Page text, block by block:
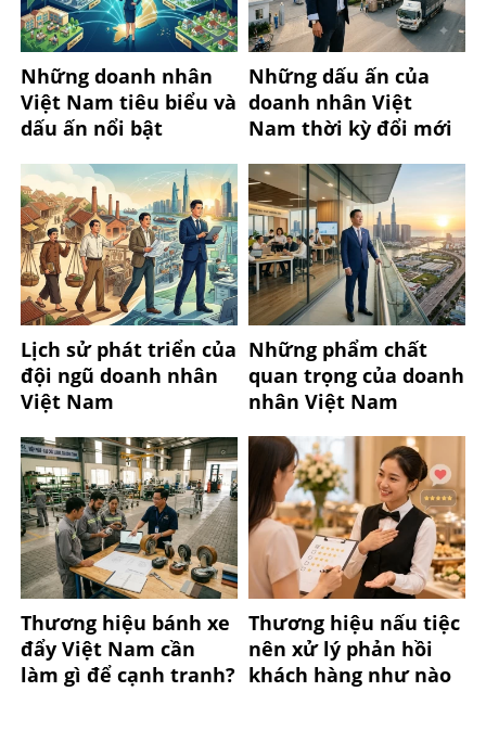
Những doanh nhân
Việt Nam tiêu biểu và
dấu ấn nổi bật
Những dấu ấn của
doanh nhân Việt
Nam thời kỳ đổi mới
Lịch sử phát triển của
đội ngũ doanh nhân
Việt Nam
Những phẩm chất
quan trọng của doanh
nhân Việt Nam
Thương hiệu bánh xe
đẩy Việt Nam cần
làm gì để cạnh tranh?
Thương hiệu nấu tiệc
nên xử lý phản hồi
khách hàng như nào